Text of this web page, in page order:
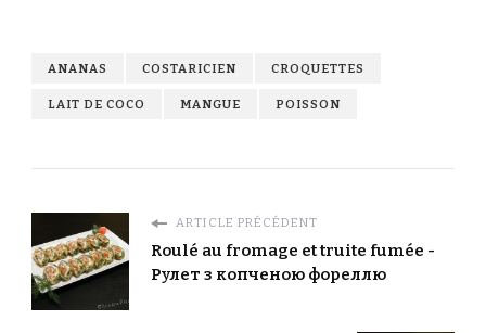
ANANAS COSTARICIEN CROQUETTES
LAIT DE COCO MANGUE POISSON
ARTICLE PRÉCÉDENT
Roulé au fromage et truite fumée -
Рулет з копченою фореллю